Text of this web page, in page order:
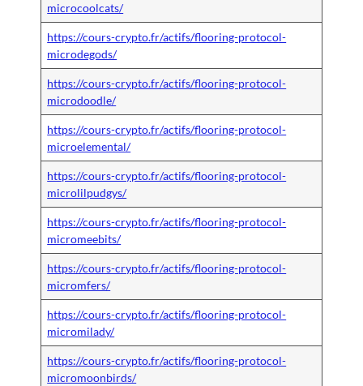
microcoolcats/
https://cours-crypto.fr/actifs/flooring-protocol-
microdegods/
https://cours-crypto.fr/actifs/flooring-protocol-
microdoodle/
https://cours-crypto.fr/actifs/flooring-protocol-
microelemental/
https://cours-crypto.fr/actifs/flooring-protocol-
microlilpudgys/
https://cours-crypto.fr/actifs/flooring-protocol-
micromeebits/
https://cours-crypto.fr/actifs/flooring-protocol-
micromfers/
https://cours-crypto.fr/actifs/flooring-protocol-
micromilady/
https://cours-crypto.fr/actifs/flooring-protocol-
micromoonbirds/